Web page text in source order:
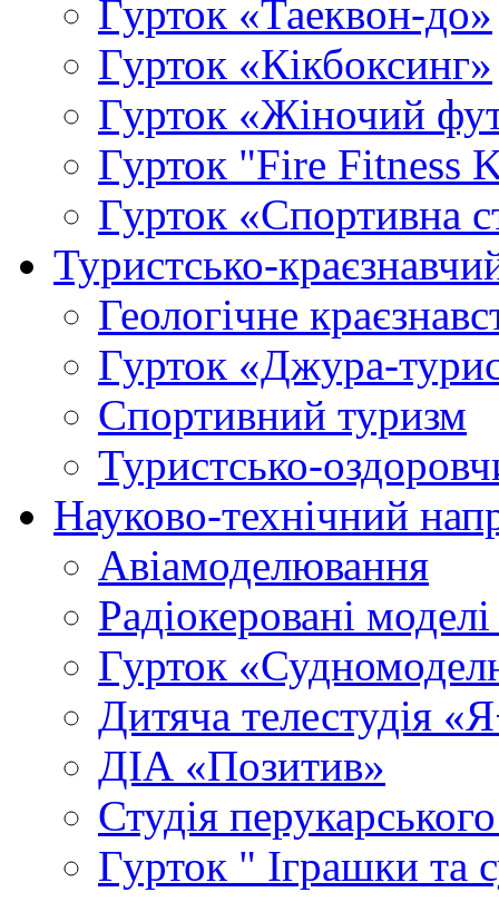
Гурток «Таеквон-до»
Гурток «Кікбоксинг»
Гурток «Жіночий
Гурток "Fire Fitness
Гурток «Спортивна
Туристсько-
Геологічне
Гурток «Джура-
Спортивний туризм
Туристсько-
Науково-технічний
Авіамоделювання
Радіокеровані моделі
Гурток
Дитяча телестудія
ДІА «Позитив»
Студія
Гурток " Іграшки та